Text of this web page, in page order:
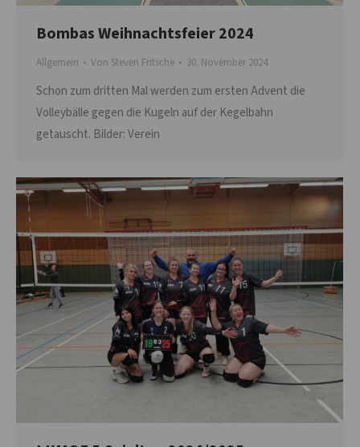
Bombas Weihnachtsfeier 2024
Allgemein Von Steven Fritsche 30. November 2024
Schon zum dritten Mal werden zum ersten Advent die
Volleybälle gegen die Kugeln auf der Kegelbahn
getauscht. Bilder: Verein